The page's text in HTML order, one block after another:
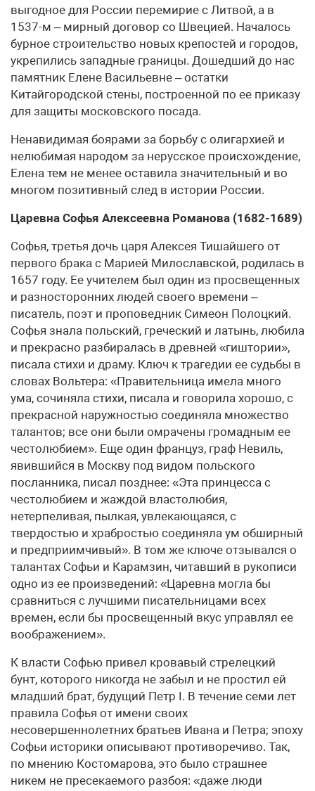
выгодное для России перемирие с Литвой, а в
1537-м – мирный договор со Швецией. Началось
бурное строительство новых крепостей и городов,
укрепились западные границы. Дошедший до нас
памятник Елене Васильевне – остатки
Китайгородской стены, построенной по ее приказу
для защиты московского посада.
Ненавидимая боярами за борьбу с олигархией и
нелюбимая народом за нерусское происхождение,
Елена тем не менее оставила значительный и во
многом позитивный след в истории России.
Царевна Софья Алексеевна Романова (1682-1689)
Софья, третья дочь царя Алексея Тишайшего от
первого брака с Марией Милославской, родилась в
1657 году. Ее учителем был один из просвещенных
и разносторонних людей своего времени –
писатель, поэт и проповедник Симеон Полоцкий.
Софья знала польский, греческий и латынь, любила
и прекрасно разбиралась в древней «гиштории»,
писала стихи и драму. Ключ к трагедии ее судьбы в
словах Вольтера: «Правительница имела много
ума, сочиняла стихи, писала и говорила хорошо, с
прекрасной наружностью соединяла множество
талантов; все они были омрачены громадным ее
честолюбием». Еще один француз, граф Невиль,
явившийся в Москву под видом польского
посланника, писал позднее: «Эта принцесса с
честолюбием и жаждой властолюбия,
нетерпеливая, пылкая, увлекающаяся, с
твердостью и храбростью соединяла ум обширный
и предприимчивый». В том же ключе отзывался о
талантах Софьи и Карамзин, читавший в рукописи
одно из ее произведений: «Царевна могла бы
сравниться с лучшими писательницами всех
времен, если бы просвещенный вкус управлял ее
воображением».
К власти Софью привел кровавый стрелецкий
бунт, которого никогда не забыл и не простил ей
младший брат, будущий Петр I. В течение семи лет
правила Софья от имени своих
несовершеннолетних братьев Ивана и Петра; эпоху
Софьи историки описывают противоречиво. Так,
по мнению Костомарова, это было страшнее
никем не пресекаемого разбоя: «даже люди